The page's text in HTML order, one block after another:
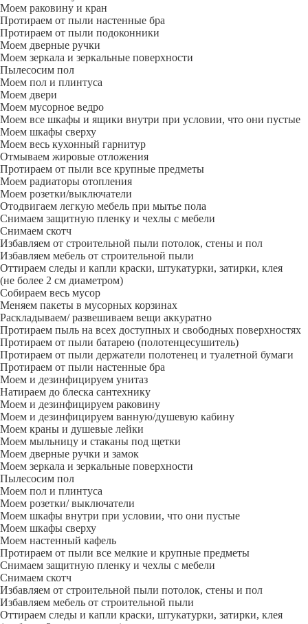
Моем раковину и кран
Протираем от пыли настенные бра
Протираем от пыли подоконники
Моем дверные ручки
Моем зеркала и зеркальные поверхности
Пылесосим пол
Моем пол и плинтуса
Моем двери
Моем мусорное ведро
Моем все шкафы и ящики внутри при условии, что они пустые
Моем шкафы сверху
Моем весь кухонный гарнитур
Отмываем жировые отложения
Протираем от пыли все крупные предметы
Моем радиаторы отопления
Моем розетки/выключатели
Отодвигаем легкую мебель при мытье пола
Снимаем защитную пленку и чехлы с мебели
Снимаем скотч
Избавляем от строительной пыли потолок, стены и пол
Избавляем мебель от строительной пыли
Оттираем следы и капли краски, штукатурки, затирки, клея
(не более 2 см диаметром)
Собираем весь мусор
Меняем пакеты в мусорных корзинах
Раскладываем/ развешиваем вещи аккуратно
Протираем пыль на всех доступных и свободных поверхностях
Протираем от пыли батарею (полотенцесушитель)
Протираем от пыли держатели полотенец и туалетной бумаги
Протираем от пыли настенные бра
Моем и дезинфицируем унитаз
Натираем до блеска сантехнику
Моем и дезинфицируем раковину
Моем и дезинфицируем ванную/душевую кабину
Моем краны и душевые лейки
Моем мыльницу и стаканы под щетки
Моем дверные ручки и замок
Моем зеркала и зеркальные поверхности
Пылесосим пол
Моем пол и плинтуса
Моем розетки/ выключатели
Моем шкафы внутри при условии, что они пустые
Моем шкафы сверху
Моем настенный кафель
Протираем от пыли все мелкие и крупные предметы
Снимаем защитную пленку и чехлы с мебели
Снимаем скотч
Избавляем от строительной пыли потолок, стены и пол
Избавляем мебель от строительной пыли
Оттираем следы и капли краски, штукатурки, затирки, клея